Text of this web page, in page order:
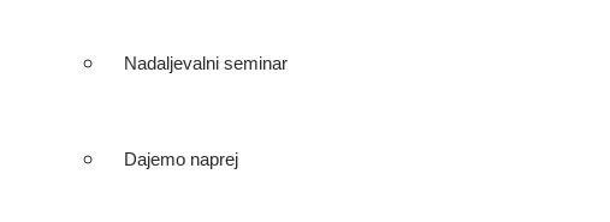
Nadaljevalni seminar
Dajemo naprej